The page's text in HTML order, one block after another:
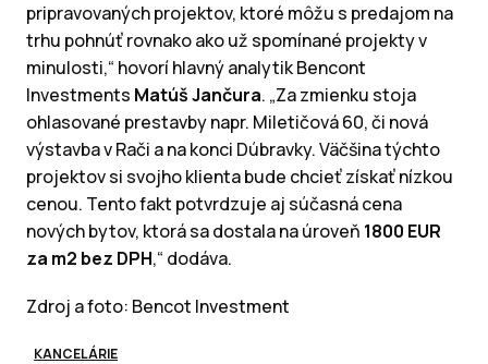
pripravovaných projektov, ktoré môžu s predajom na
trhu pohnúť rovnako ako už spomínané projekty v
minulosti,“ hovorí hlavný analytik Bencont
Investments Matúš Jančura. „Za zmienku stoja
ohlasované prestavby napr. Miletičová 60, či nová
výstavba v Rači a na konci Dúbravky. Väčšina týchto
projektov si svojho klienta bude chcieť získať nízkou
cenou. Tento fakt potvrdzuje aj súčasná cena
nových bytov, ktorá sa dostala na úroveň 1800 EUR
za m2 bez DPH,“ dodáva.
Zdroj a foto: Bencot Investment
KANCELÁRIE